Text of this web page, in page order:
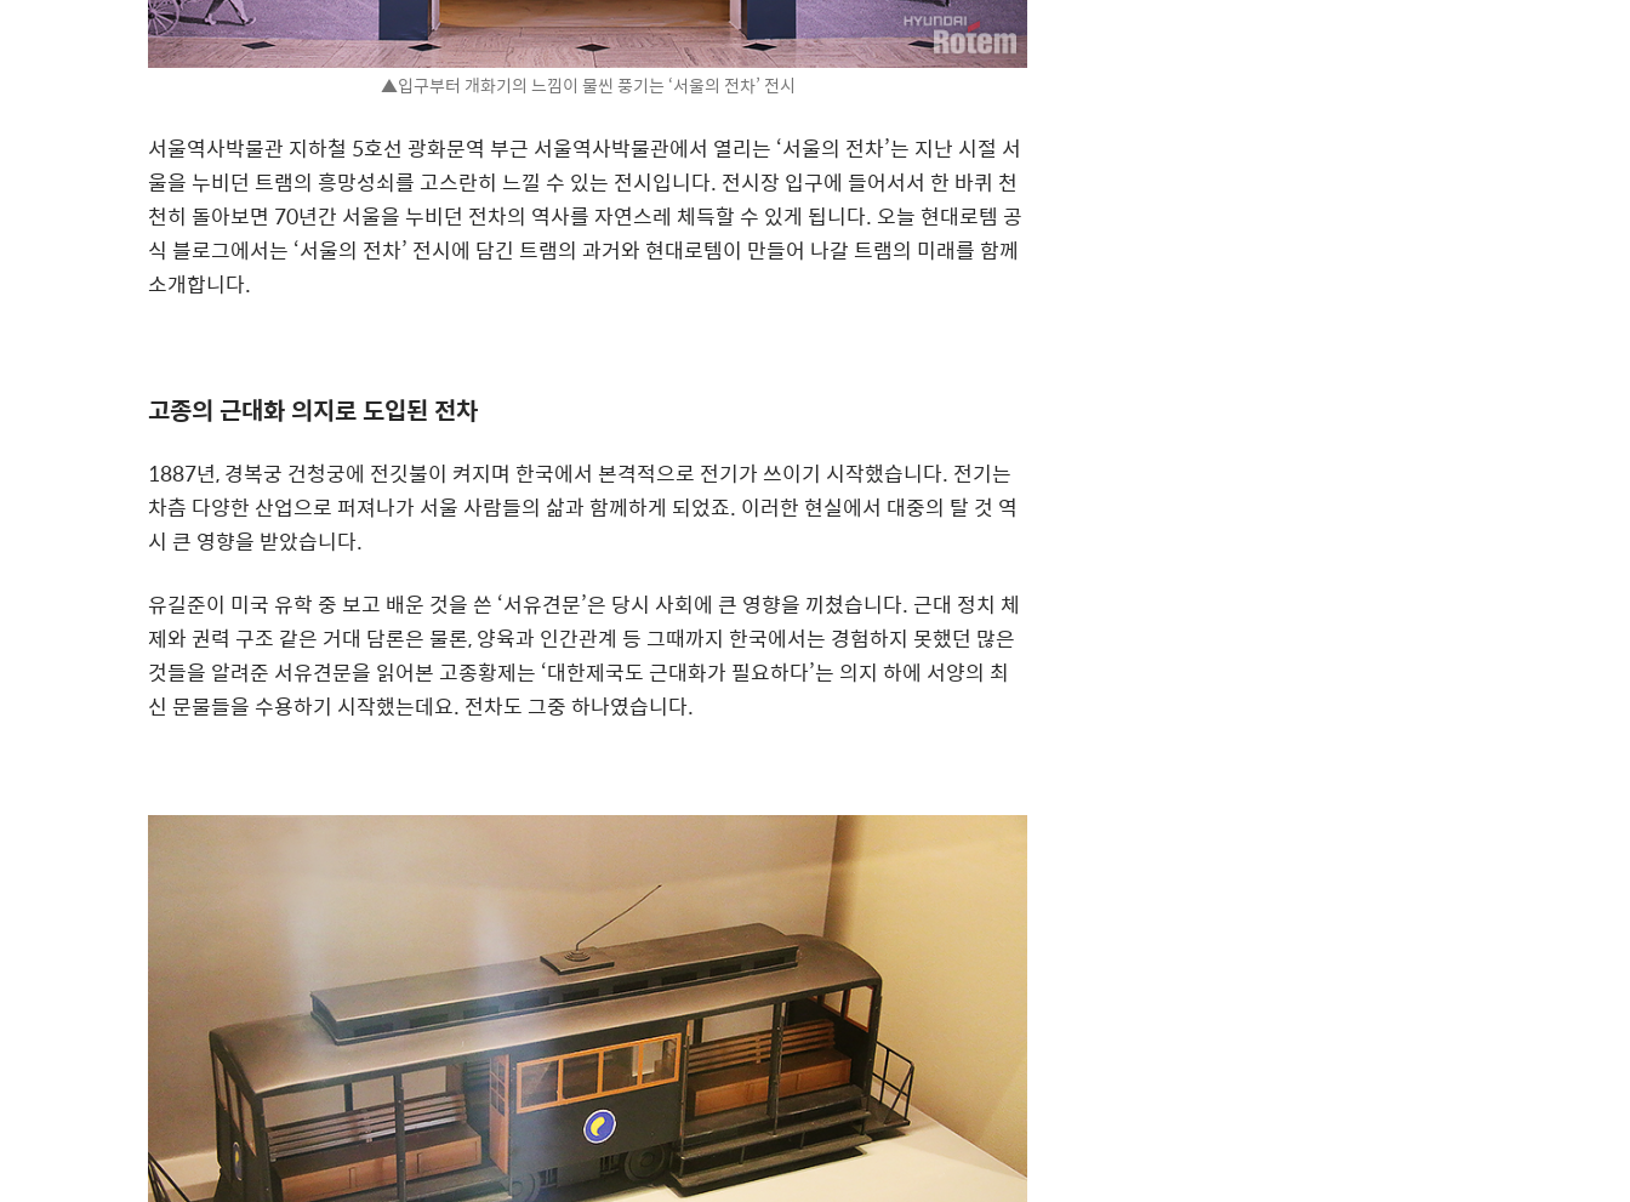
▲입구부터 개화기의 느낌이 물씬 풍기는 ‘서울의 전차’ 전시
서울역사박물관 지하철 5호선 광화문역 부근 서울역사박물관에서 열리는 ‘서울의 전차’는 지난 시절 서
울을 누비던 트램의 흥망성쇠를 고스란히 느낄 수 있는 전시입니다. 전시장 입구에 들어서서 한 바퀴 천
천히 돌아보면 70년간 서울을 누비던 전차의 역사를 자연스레 체득할 수 있게 됩니다. 오늘 현대로템 공
식 블로그에서는 ‘서울의 전차’ 전시에 담긴 트램의 과거와 현대로템이 만들어 나갈 트램의 미래를 함께
소개합니다.
고종의 근대화 의지로 도입된 전차
1887년, 경복궁 건청궁에 전깃불이 켜지며 한국에서 본격적으로 전기가 쓰이기 시작했습니다. 전기는
차츰 다양한 산업으로 퍼져나가 서울 사람들의 삶과 함께하게 되었죠. 이러한 현실에서 대중의 탈 것 역
시 큰 영향을 받았습니다.
유길준이 미국 유학 중 보고 배운 것을 쓴 ‘서유견문’은 당시 사회에 큰 영향을 끼쳤습니다. 근대 정치 체
제와 권력 구조 같은 거대 담론은 물론, 양육과 인간관계 등 그때까지 한국에서는 경험하지 못했던 많은
것들을 알려준 서유견문을 읽어본 고종황제는 ‘대한제국도 근대화가 필요하다’는 의지 하에 서양의 최
신 문물들을 수용하기 시작했는데요. 전차도 그중 하나였습니다.